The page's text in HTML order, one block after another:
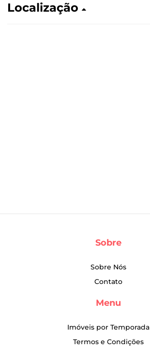
Localização
Sobre
Sobre Nós
Contato
Menu
Imóveis por Temporada
Termos e Condições